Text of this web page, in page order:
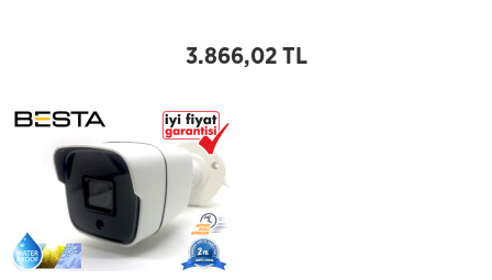
3.866,02 TL